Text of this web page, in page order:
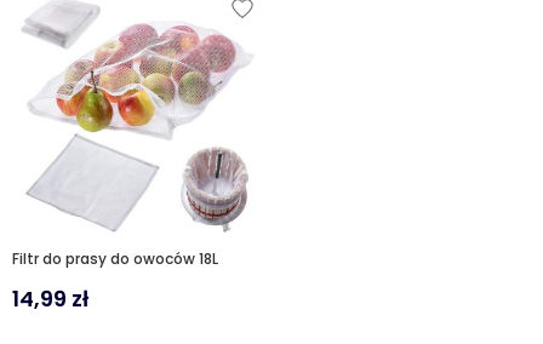
Filtr do prasy do owoców 18L
14,99 zł